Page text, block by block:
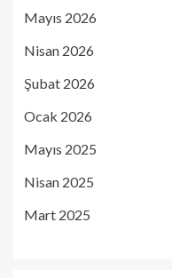
Mayıs 2026
Nisan 2026
Şubat 2026
Ocak 2026
Mayıs 2025
Nisan 2025
Mart 2025